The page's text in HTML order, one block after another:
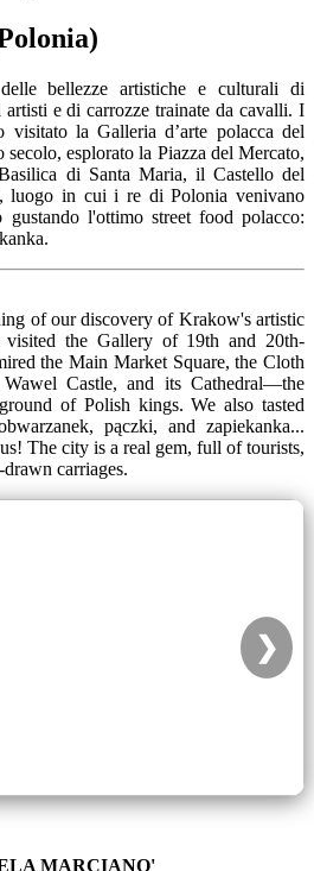
bellezze artistiche e culturali di
e di carrozze trainate da cavalli. I
visitatola Galleria d’arte polacca del
esplorato la Piazza del Mercato,
di Santa Maria, il Castello del
luogo in cui i re di Polonia venivano
gustando l'ottimostreet food polacco:
of our discovery of Krakow's artistic
visited the Gallery of 19th and 20th-
the Main Market Square, the Cloth
Castle, and its Cathedral—the
of Polish kings. We also tasted
pączki, and zapiekanka...
The city is a real gem, full of tourists,
carriages.
❯
MARCIANO'